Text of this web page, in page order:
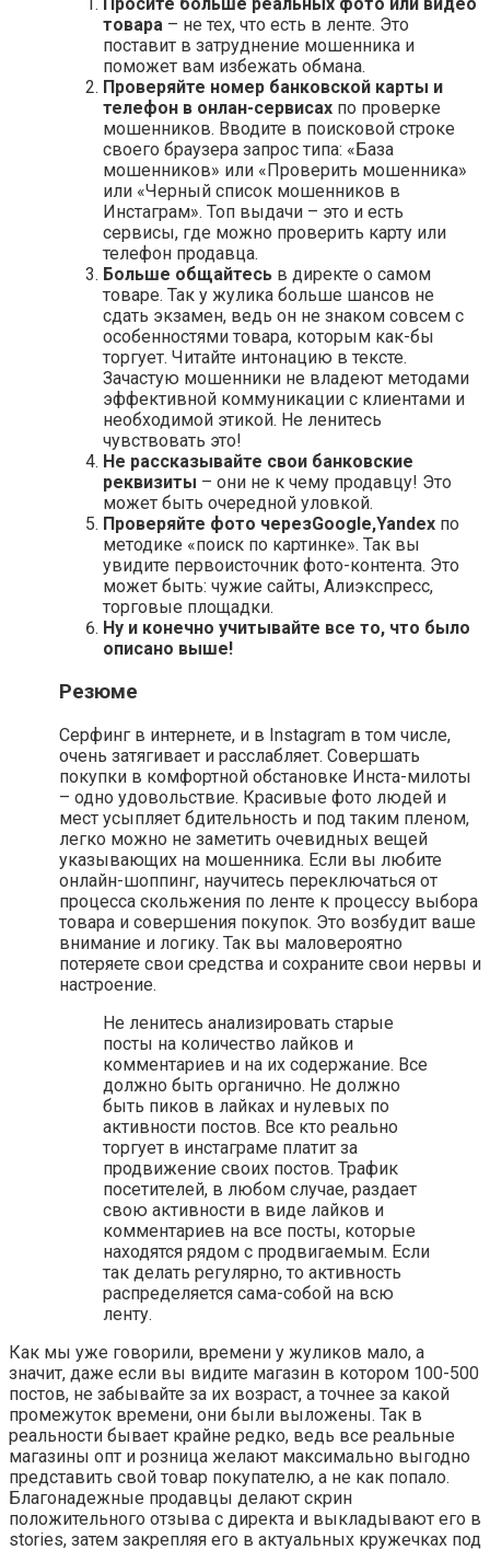
товара – не тех, что есть в ленте. Это
поставит в затруднение мошенника и
поможет вам избежать обмана.
Проверяйте номер банковской карты и
телефон в онлан-сервисах по проверке
мошенников. Вводите в поисковой строке
своего браузера запрос типа: «База
мошенников» или «Проверить мошенника»
или «Черный список мошенников в
Инстаграм». Топ выдачи – это и есть
сервисы, где можно проверить карту или
телефон продавца.
Больше общайтесь в директе о самом
товаре. Так у жулика больше шансов не
сдать экзамен, ведь он не знаком совсем с
особенностями товара, которым как-бы
торгует. Читайте интонацию в тексте.
Зачастую мошенники не владеют методами
эффективной коммуникации с клиентами и
необходимой этикой. Не ленитесь
чувствовать это!
Не рассказывайте свои банковские
реквизиты – они не к чему продавцу! Это
может быть очередной уловкой.
Проверяйте фото черезGoogle,Yandex по
методике «поиск по картинке». Так вы
увидите первоисточник фото-контента. Это
может быть: чужие сайты, Алиэкспресс,
торговые площадки.
Ну и конечно учитывайте все то, что было
описано выше!
Резюме
Серфинг в интернете, и в Instagram в том числе,
очень затягивает и расслабляет. Совершать
покупки в комфортной обстановке Инста-милоты
– одно удовольствие. Красивые фото людей и
мест усыпляет бдительность и под таким пленом,
легко можно не заметить очевидных вещей
указывающих на мошенника. Если вы любите
онлайн-шоппинг, научитесь переключаться от
процесса скольжения по ленте к процессу выбора
товара и совершения покупок. Это возбудит ваше
внимание и логику. Так вы маловероятно
потеряете свои средства и сохраните свои нервы и
настроение.
Не ленитесь анализировать старые
посты на количество лайков и
комментариев и на их содержание. Все
должно быть органично. Не должно
быть пиков в лайках и нулевых по
активности постов. Все кто реально
торгует в инстаграме платит за
продвижение своих постов. Трафик
посетителей, в любом случае, раздает
свою активности в виде лайков и
комментариев на все посты, которые
находятся рядом с продвигаемым. Если
так делать регулярно, то активность
распределяется сама-собой на всю
ленту.
Как мы уже говорили, времени у жуликов мало, а
значит, даже если вы видите магазин в котором 100-500
постов, не забывайте за их возраст, а точнее за какой
промежуток времени, они были выложены. Так в
реальности бывает крайне редко, ведь все реальные
магазины опт и розница желают максимально выгодно
представить свой товар покупателю, а не как попало.
Благонадежные продавцы делают скрин
положительного отзыва с директа и выкладывают его в
stories, затем закрепляя его в актуальных кружечках под